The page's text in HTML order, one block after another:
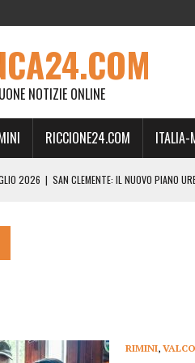
NOTIZIE ONLINE
RICCIONE24.COM ITALIA-
2026 | SAN CLEMENTE: IL NUOVO PIANO
RIMINI, A IL GATTO SULL’ALBICOCCO ARRIVA
SAN CLEMENTE, SALA DEL CONSIGLIO
RIMINI,